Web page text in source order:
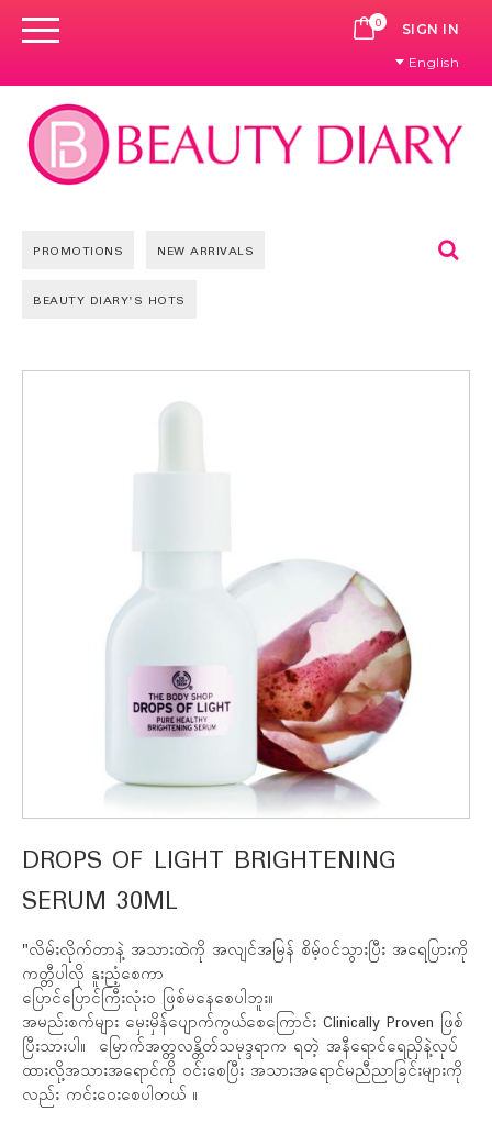
0 CART
SIGN IN
English
PROMOTIONS NEW ARRIVALS
BEAUTY DIARY'S HOTS
DROPS OF LIGHT BRIGHTENING
SERUM 30ML
"လိမ်းလိုက်တာနဲ့ အသားထဲကို အလျင်အမြန် စိမ့်ဝင်သွားပြီး အရေပြားကို
ကတ္တီပါလို နူးညံ့စေကာ
ပြောင်ပြောင်ကြီးလုံးဝ ဖြစ်မနေစေပါဘူး။
အမည်းစက်များ မှေးမှိန်ပျောက်ကွယ်စေကြောင်း Clinically Proven ဖြစ်
ပြီးသားပါ။ မြောက်အတ္တလန္တိတ်သမုဒ္ဒရာက ရတဲ့ အနီရောင်ရေညှိနဲ့လုပ်
ထားလို့အသားအရောင်ကို ဝင်းစေပြီး အသားအရောင်မညီညာခြင်းများကို
လည်း ကင်းဝေးစေပါတယ် ။